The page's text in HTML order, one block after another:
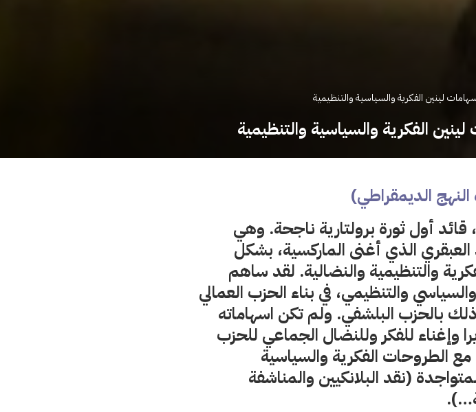
لينين الفكرية والسياسية والتنظيمية
الفكرية والسياسية والتنظيمية
قائد أول ثورة برولتارية ناجحة. وهي
العبقري الذي أغنى الماركسية، بشكل
والتنظيمية والنضالية. لقد ساهم
والتنظيمي، في بناء الحزب العمالي
بالحزب البلشفي. ولم تكن اسهاماته
وإغناء للفكر وللنضال الجماعي للحزب
الطروحات الفكرية والسياسية
(نقد البلانكيين والمناشفة